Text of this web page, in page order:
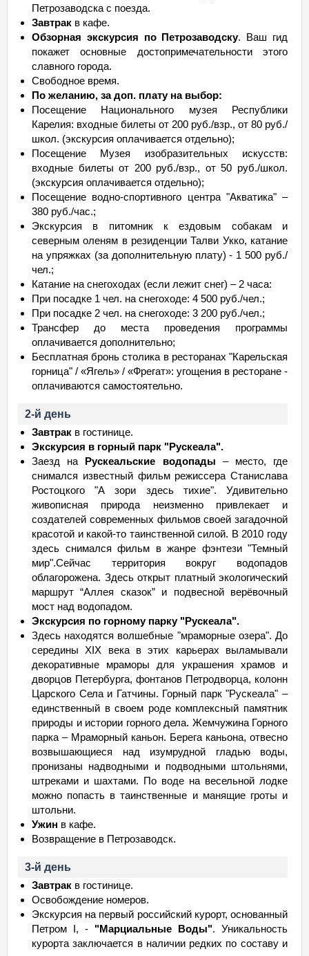
Петрозаводска с поезда.
Завтрак в кафе.
Обзорная экскурсия по Петрозаводску. Ваш гид
покажет основные достопримечательности этого
славного города.
Свободное время.
По желанию, за доп. плату на выбор:
Посещение Национального музея Республики
Карелия: входные билеты от 200 руб./взр., от 80 руб./
школ. (экскурсия оплачивается отдельно);
Посещение Музея изобразительных искусств:
входные билеты от 200 руб./взр., от 50 руб./школ.
(экскурсия оплачивается отдельно);
Посещение водно-спортивного центра "Акватика" –
380 руб./час.;
Экскурсия в питомник к ездовым собакам и
северным оленям в резиденции Талви Укко, катание
на упряжках (за дополнительную плату) - 1 500 руб./
чел.;
Катание на снегоходах (если лежит снег) – 2 часа:
При посадке 1 чел. на снегоходе: 4 500 руб./чел.;
При посадке 2 чел. на снегоходе: 3 200 руб./чел.;
Трансфер до места проведения программы
оплачивается дополнительно;
Бесплатная бронь столика в ресторанах "Карельская
горница" / «Ягель» / «Фрегат»: угощения в ресторане -
оплачиваются самостоятельно.
2-й день
Завтрак в гостинице.
Экскурсия в горный парк "Рускеала".
Заезд на Рускеальские водопады – место, где
снимался известный фильм режиссера Станислава
Ростоцкого "А зори здесь тихие". Удивительно
живописная природа неизменно привлекает и
создателей современных фильмов своей загадочной
красотой и какой-то таинственной силой. В 2010 году
здесь снимался фильм в жанре фэнтези "Темный
мир".Сейчас территория вокруг водопадов
облагорожена. Здесь открыт платный экологический
маршрут “Аллея сказок” и подвесной верёвочный
мост над водопадом.
Экскурсия по горному парку "Рускеала".
Здесь находятся волшебные "мраморные озера". До
середины XIX века в этих карьерах выламывали
декоративные мраморы для украшения храмов и
дворцов Петербурга, фонтанов Петродворца, колонн
Царского Села и Гатчины. Горный парк "Рускеала" –
единственный в своем роде комплексный памятник
природы и истории горного дела. Жемчужина Горного
парка – Мраморный каньон. Берега каньона, отвесно
возвышающиеся над изумрудной гладью воды,
пронизаны надводными и подводными штольнями,
штреками и шахтами. По воде на весельной лодке
можно попасть в таинственные и манящие гроты и
штольни.
Ужин в кафе.
Возвращение в Петрозаводск.
3-й день
Завтрак в гостинице.
Освобождение номеров.
Экскурсия на первый российский курорт, основанный
Петром I, - "Марциальные Воды". Уникальность
курорта заключается в наличии редких по составу и